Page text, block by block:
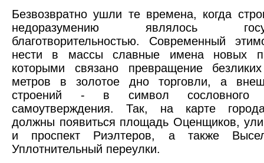
Безвозвратно ушли те времена, когда
недоразумению являлось
благотворительностью. Современный
нести в массы славные имена новых
которыми связано превращение
метров в золотое дно торговли, а
строений - в символ сословного
самоутверждения. Так, на карте
должны появиться площадь Оценщиков,
и проспект Риэлтеров, а также
Уплотнительный переулки.